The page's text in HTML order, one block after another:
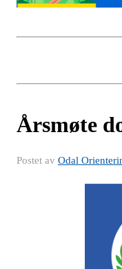
Årsmøte
Postet av Odal